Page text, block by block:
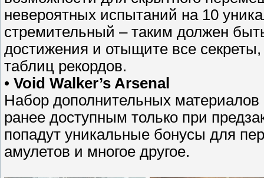
невероятных испытаний на 10
стремительный – таким должен
достижения и отыщите все
таблиц рекордов.
• Void Walker’s Arsenal
Набор дополнительных материалов
ранее доступным только при
попадут уникальные бонусы для
амулетов и многое другое.